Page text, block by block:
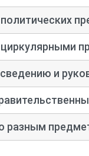
и
разным